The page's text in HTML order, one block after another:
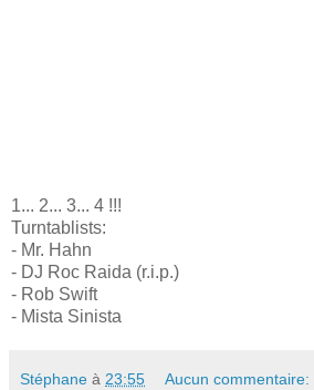
1... 2... 3... 4 !!!
Turntablists:
- Mr. Hahn
- DJ Roc Raida (r.i.p.)
- Rob Swift
- Mista Sinista
Stéphane à 23:55 Aucun commentaire: